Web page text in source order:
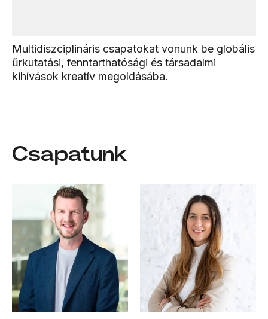
Multidiszciplináris csapatokat vonunk be globális
űrkutatási, fenntarthatósági és társadalmi
kihívások kreatív megoldásába.
Csapatunk